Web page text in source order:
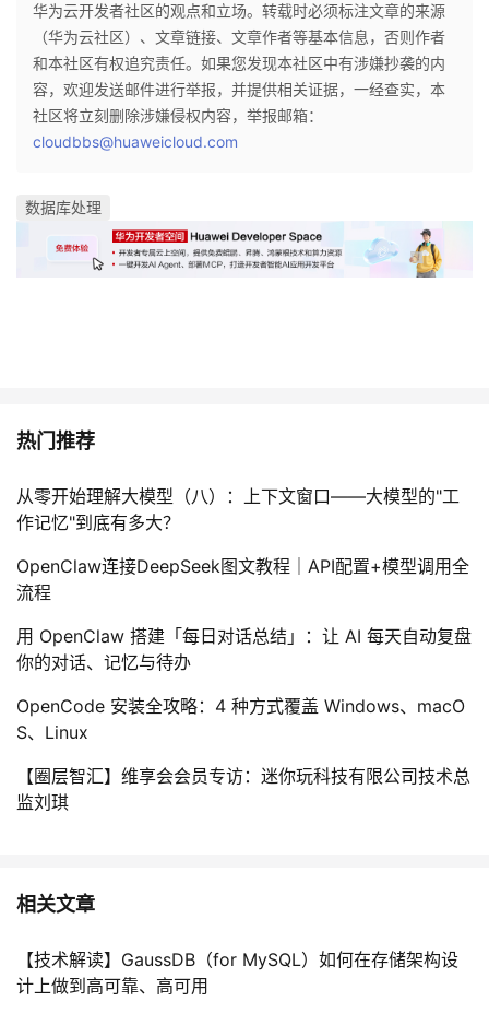
华为云开发者社区的观点和立场。转载时必须标注文章的来源
（华为云社区）、文章链接、文章作者等基本信息，否则作者
和本社区有权追究责任。如果您发现本社区中有涉嫌抄袭的内
容，欢迎发送邮件进行举报，并提供相关证据，一经查实，本
社区将立刻删除涉嫌侵权内容，举报邮箱：
cloudbbs@huaweicloud.com
数据库处理
热门推荐
从零开始理解大模型（八）：上下文窗口——大模型的"工
作记忆"到底有多大？
OpenClaw连接DeepSeek图文教程｜API配置+模型调用全
流程
用 OpenClaw 搭建「每日对话总结」：让 AI 每天自动复盘
你的对话、记忆与待办
OpenCode 安装全攻略：4 种方式覆盖 Windows、macO
S、Linux
【圈层智汇】维享会会员专访：迷你玩科技有限公司技术总
监刘琪
相关文章
【技术解读】GaussDB（for MySQL）如何在存储架构设
计上做到高可靠、高可用